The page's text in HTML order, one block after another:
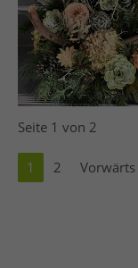
Seite 1 von 2
1 2 Vorwärts